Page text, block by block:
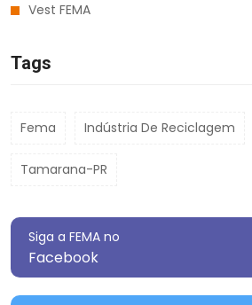
Vest FEMA
Tags
Fema Indústria De Reciclagem
Tamarana-PR
Siga a FEMA no
Facebook